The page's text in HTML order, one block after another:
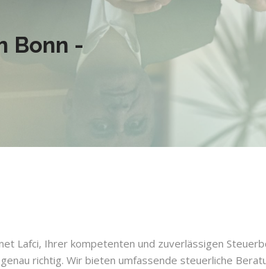
Bonn -
Lafci, Ihrer kompetenten und zuverlässigen
richtig. Wir bieten umfassende steuerliche